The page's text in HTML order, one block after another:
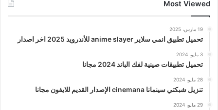
Most Viewed
19 مارس، 2025
تحميل تطبيق انمي سلاير anime slayer للأندرويد 2025 اخر اصدار
3 مايو، 2024
تحميل تطبيقات صينية لفك الباند 2024 مجانا
28 مايو، 2024
تنزيل شبكتي سينمانا cinemana الإصدار القديم للايفون مجانا
29 مايو، 2024